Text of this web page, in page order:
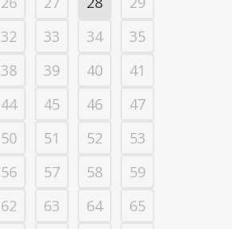
32 33 34
35
38 39 40
41
44 45 46
47
50 51 52
53
56 57 58
59
62 63 64
65